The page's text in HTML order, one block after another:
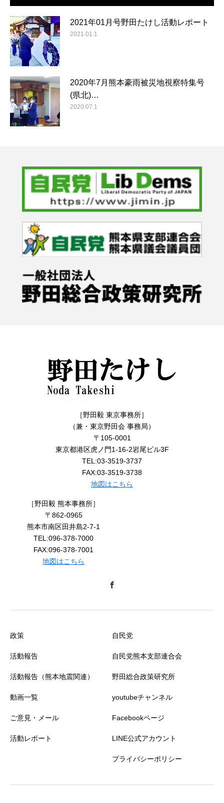
2021年01月号野田たけし活動レポート
2021.01.1
2020年7月熊本豪雨被災地視察特集号
(県北)…
2020.07.1
［野田毅 東京事務所］
（兼・東京野田会 事務局）
〒105-0001
東京都港区虎ノ門1-16-2岩尾ビル3F
TEL:03-3519-3737
FAX:03-3519-3738
地図はこちら
［野田毅 熊本事務所］
〒862-0965
熊本市南区田井島2-7-1
TEL:096-378-7000
FAX:096-378-7001
地図はこちら
政策
活動報告
活動報告（熊本地震関連）
動画一覧
ご意見・メール
活動レポート
自民党
自民党熊本支部連合会
野田総合政策研究所
youtubeチャンネル
Facebookページ
LINE公式アカウント
プライバシーポリシー